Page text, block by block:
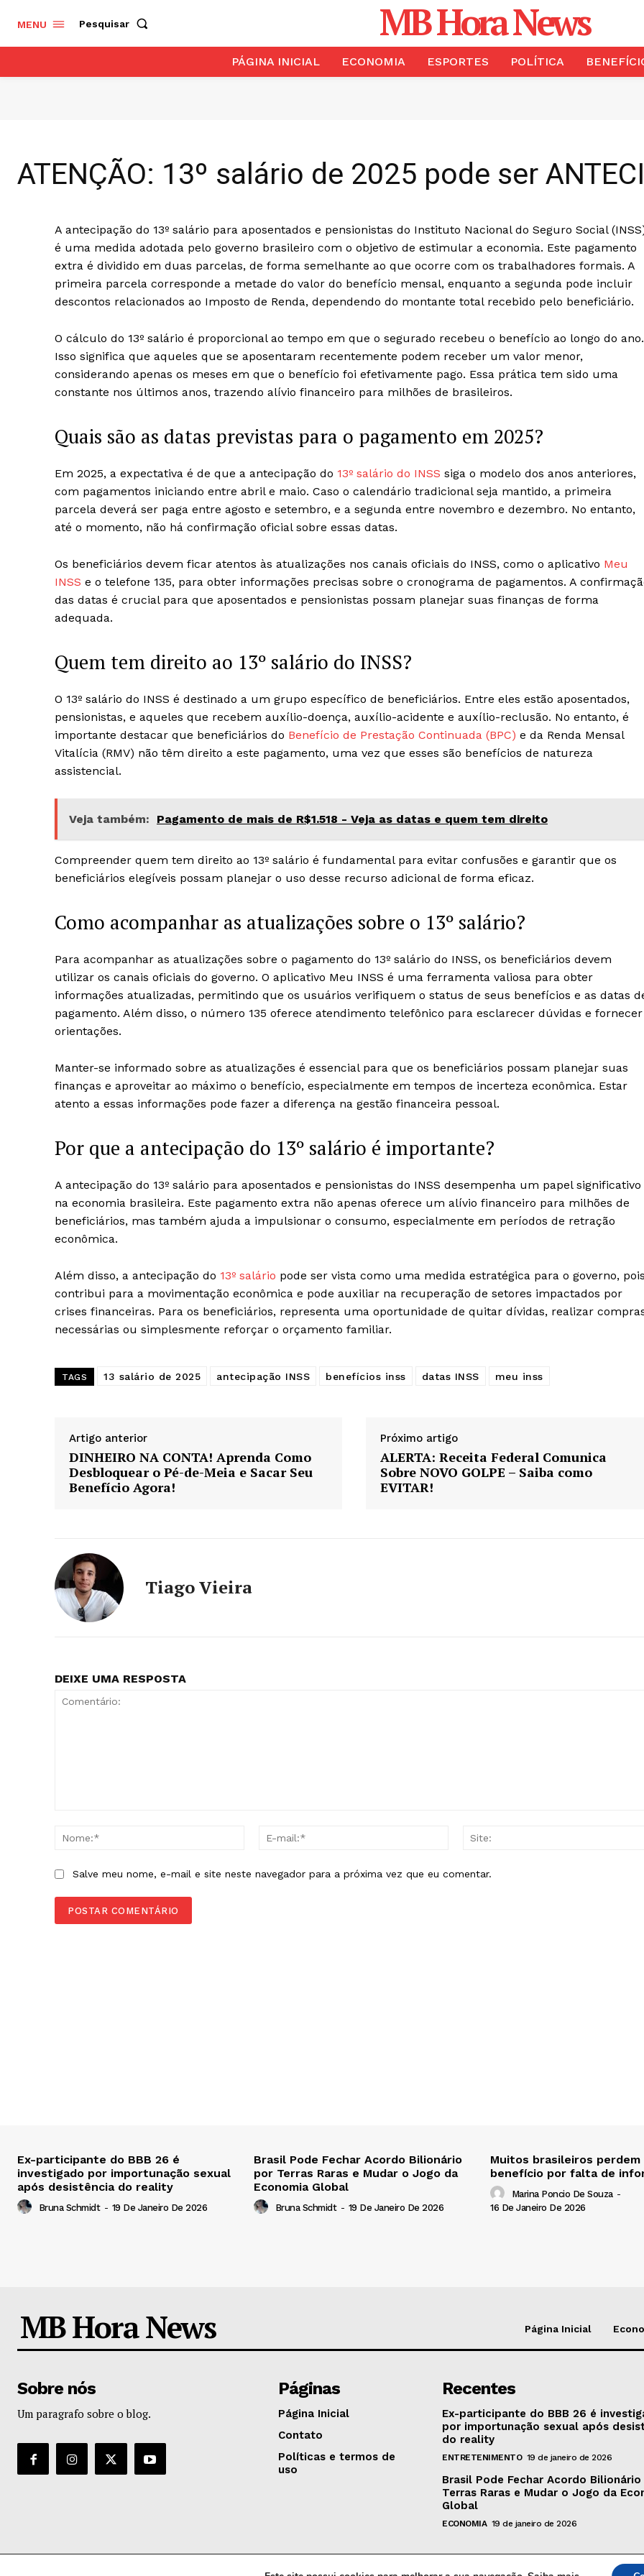
MENU Pesquisar MB Hora News
PÁGINA INICIAL ECONOMIA ESPORTES POLÍTICA
ATENÇÃO: 13º salário de 2025 pode ser
A antecipação do 13º salário para aposentados e pensionistas do Instituto Nacional do Seguro Social
é uma medida adotada pelo governo brasileiro com o objetivo de estimular a economia. Este pagamento
extra é dividido em duas parcelas, de forma semelhante ao que ocorre com os trabalhadores formais. A
primeira parcela corresponde a metade do valor do benefício mensal, enquanto a segunda pode incluir
descontos relacionados ao Imposto de Renda, dependendo do montante total recebido pelo beneficiário.
O cálculo do 13º salário é proporcional ao tempo em que o segurado recebeu o benefício ao longo do ano.
Isso significa que aqueles que se aposentaram recentemente podem receber um valor menor,
considerando apenas os meses em que o benefício foi efetivamente pago. Essa prática tem sido uma
constante nos últimos anos, trazendo alívio financeiro para milhões de brasileiros.
Quais são as datas previstas para o pagamento em 2025?
Em 2025, a expectativa é de que a antecipação do 13º salário do INSS siga o modelo dos anos anteriores,
com pagamentos iniciando entre abril e maio. Caso o calendário tradicional seja mantido, a primeira
parcela deverá ser paga entre agosto e setembro, e a segunda entre novembro e dezembro. No entanto,
até o momento, não há confirmação oficial sobre essas datas.
Os beneficiários devem ficar atentos às atualizações nos canais oficiais do INSS, como o aplicativo Meu
INSS e o telefone 135, para obter informações precisas sobre o cronograma de pagamentos. A
das datas é crucial para que aposentados e pensionistas possam planejar suas finanças de forma
adequada.
Quem tem direito ao 13º salário do INSS?
O 13º salário do INSS é destinado a um grupo específico de beneficiários. Entre eles estão aposentados,
pensionistas, e aqueles que recebem auxílio-doença, auxílio-acidente e auxílio-reclusão. No entanto, é
importante destacar que beneficiários do Benefício de Prestação Continuada (BPC) e da Renda Mensal
Vitalícia (RMV) não têm direito a este pagamento, uma vez que esses são benefícios de natureza
assistencial.
Veja também: Pagamento de mais de R$1.518 - Veja as datas e quem tem direito
Compreender quem tem direito ao 13º salário é fundamental para evitar confusões e garantir que os
beneficiários elegíveis possam planejar o uso desse recurso adicional de forma eficaz.
Como acompanhar as atualizações sobre o 13º salário?
Para acompanhar as atualizações sobre o pagamento do 13º salário do INSS, os beneficiários devem
utilizar os canais oficiais do governo. O aplicativo Meu INSS é uma ferramenta valiosa para obter
informações atualizadas, permitindo que os usuários verifiquem o status de seus benefícios e as datas
pagamento. Além disso, o número 135 oferece atendimento telefônico para esclarecer dúvidas e fornecer
orientações.
Manter-se informado sobre as atualizações é essencial para que os beneficiários possam planejar suas
finanças e aproveitar ao máximo o benefício, especialmente em tempos de incerteza econômica. Estar
atento a essas informações pode fazer a diferença na gestão financeira pessoal.
Por que a antecipação do 13º salário é importante?
A antecipação do 13º salário para aposentados e pensionistas do INSS desempenha um papel significativo
na economia brasileira. Este pagamento extra não apenas oferece um alívio financeiro para milhões de
beneficiários, mas também ajuda a impulsionar o consumo, especialmente em períodos de retração
econômica.
Além disso, a antecipação do 13º salário pode ser vista como uma medida estratégica para o governo,
contribui para a movimentação econômica e pode auxiliar na recuperação de setores impactados por
crises financeiras. Para os beneficiários, representa uma oportunidade de quitar dívidas, realizar
necessárias ou simplesmente reforçar o orçamento familiar.
TAGS 13 salário de 2025 antecipação INSS benefícios inss datas INSS meu inss
Artigo anterior
DINHEIRO NA CONTA! Aprenda Como
Desbloquear o Pé-de-Meia e Sacar Seu
Benefício Agora!
Próximo artigo
ALERTA: Receita Federal Comunica
Sobre NOVO GOLPE – Saiba como
EVITAR!
Tiago Vieira
DEIXE UMA RESPOSTA
Nome:*
Salve meu nome, e-mail e site neste navegador para a próxima vez que eu comentar.
Ex-participante do BBB 26 é
investigado por importunação sexual
após desistência do reality
Bruna Schmidt - 19 De Janeiro De 2026
Brasil Pode Fechar Acordo Bilionário
por Terras Raras e Mudar o Jogo da
Economia Global
Bruna Schmidt - 19 De Janeiro De 2026
Muitos brasileiros perdem
benefício por falta de
Marina Poncio De Souza -
16 De Janeiro De 2026
MB Hora News Página Inicial
Sobre nós
Um paragrafo sobre o blog.
Páginas
Página Inicial
Contato
Políticas e termos de
uso
Recentes
Ex-participante do BBB 26 é
por importunação sexual após
do reality
ENTRETENIMENTO 19 de janeiro de 2026
Brasil Pode Fechar Acordo
Terras Raras e Mudar o Jogo da
Global
ECONOMIA 19 de janeiro de 2026